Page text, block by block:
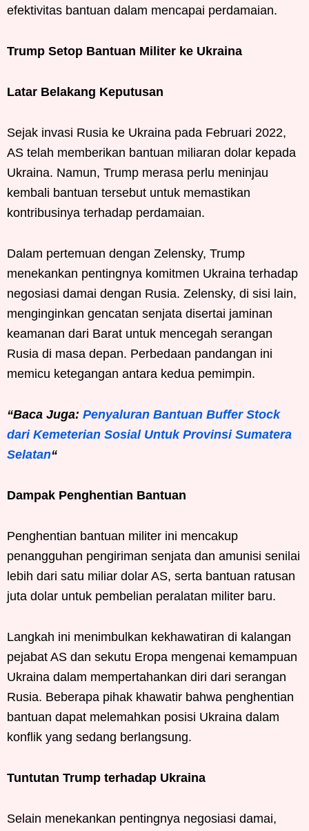
efektivitas bantuan dalam mencapai perdamaian.
Trump Setop Bantuan Militer ke Ukraina
Latar Belakang Keputusan
Sejak invasi Rusia ke Ukraina pada Februari 2022,
AS telah memberikan bantuan miliaran dolar kepada
Ukraina. Namun, Trump merasa perlu meninjau
kembali bantuan tersebut untuk memastikan
kontribusinya terhadap perdamaian.
Dalam pertemuan dengan Zelensky, Trump
menekankan pentingnya komitmen Ukraina terhadap
negosiasi damai dengan Rusia. Zelensky, di sisi lain,
menginginkan gencatan senjata disertai jaminan
keamanan dari Barat untuk mencegah serangan
Rusia di masa depan. Perbedaan pandangan ini
memicu ketegangan antara kedua pemimpin.
“Baca Juga: Penyaluran Bantuan Buffer Stock
dari Kemeterian Sosial Untuk Provinsi Sumatera
Selatan“
Dampak Penghentian Bantuan
Penghentian bantuan militer ini mencakup
penangguhan pengiriman senjata dan amunisi senilai
lebih dari satu miliar dolar AS, serta bantuan ratusan
juta dolar untuk pembelian peralatan militer baru.
Langkah ini menimbulkan kekhawatiran di kalangan
pejabat AS dan sekutu Eropa mengenai kemampuan
Ukraina dalam mempertahankan diri dari serangan
Rusia. Beberapa pihak khawatir bahwa penghentian
bantuan dapat melemahkan posisi Ukraina dalam
konflik yang sedang berlangsung.
Tuntutan Trump terhadap Ukraina
Selain menekankan pentingnya negosiasi damai,